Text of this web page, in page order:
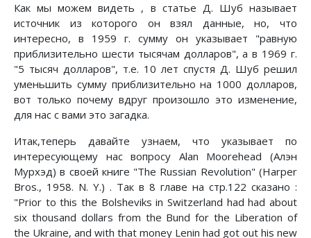
Как мы можем видеть , в статье Д. Шуб называет
источник из которого он взял данные, но, что
интересно, в 1959 г. сумму он указывает "равную
приблизительно шести тысячам долларов", а в 1969 г.
"5 тысяч долларов", т.е. 10 лет спустя Д. Шуб решил
уменьшить сумму приблизительно на 1000 долларов,
вот только почему вдруг произошло это изменение,
для нас с вами это загадка.
Итак,теперь давайте узнаем, что указывает по
интересующему нас вопросу Alan Moorehead (Алэн
Мурхэд) в своей книге "The Russian Revolution" (Harper
Bros., 1958. N. Y.) . Так в 8 главе на стр.122 сказано :
"Prior to this the Bolsheviks in Switzerland had had about
six thousand dollars from the Bund for the Liberation of
the Ukraine, and with that money Lenin had got out his new